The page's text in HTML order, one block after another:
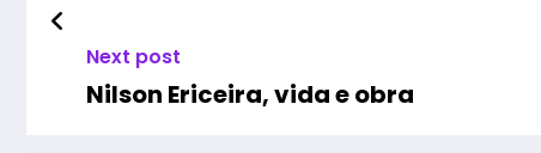
Next post
Nilson Ericeira, vida e obra